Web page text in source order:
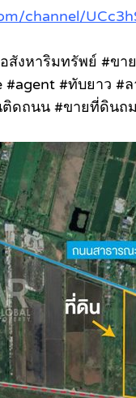
channel/
สังหาริมทรัพย์ #ข
#ทับยาว #ล
ดถนน #ขายที่ดินถ